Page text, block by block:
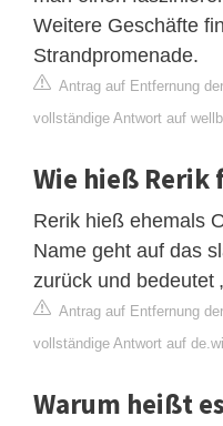
Weitere Geschäfte
Strandpromenade.
Antrag auf Entfernung
vollständige Antwort auf
Wie hieß Rerik
Rerik hieß ehemals
Name geht auf das
zurück und bedeutet
Antrag auf Entfernung
vollständige Antwort auf
Warum heißt